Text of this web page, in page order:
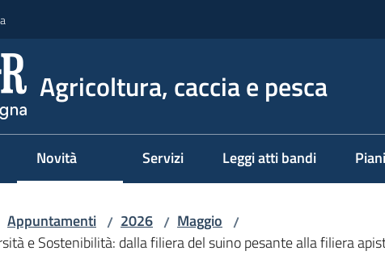
Agricoltura, caccia e pesca
Novità Servizi Leggi atti bandi
Appuntamenti / 2026 / Maggio /
e Sostenibilità: dalla filiera del suino pesante alla filiera